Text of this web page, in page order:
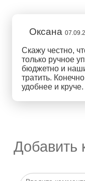
Оксана
Скажу честно,
только ручное
бюджетно и
тратить.
удобнее и круче.
Добавить